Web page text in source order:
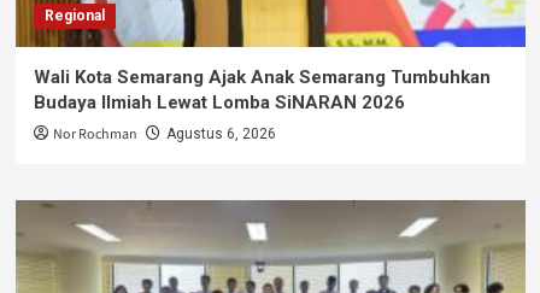
Regional
Wali Kota Semarang Ajak Anak Semarang Tumbuhkan
Budaya Ilmiah Lewat Lomba SiNARAN 2026
Nor Rochman Agustus 6, 2026